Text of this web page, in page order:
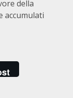
della
accumulati